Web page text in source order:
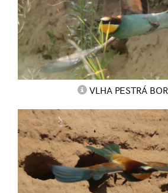
VLHA PESTRÁ